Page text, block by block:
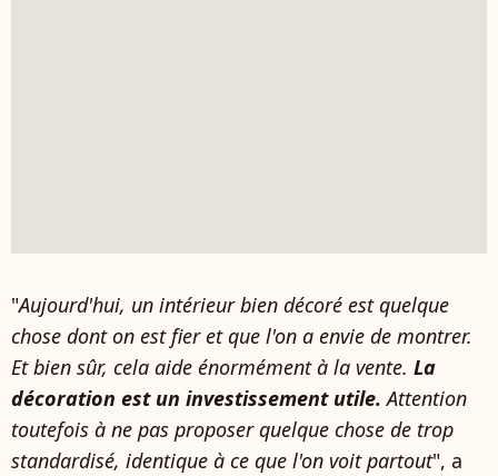
"Aujourd'hui, un intérieur bien décoré est quelque
chose dont on est fier et que l'on a envie de montrer.
Et bien sûr, cela aide énormément à la vente. La
décoration est un investissement utile.Attention
toutefois à ne pas proposer quelque chose de trop
standardisé, identique à ce que l'on voit partout", a